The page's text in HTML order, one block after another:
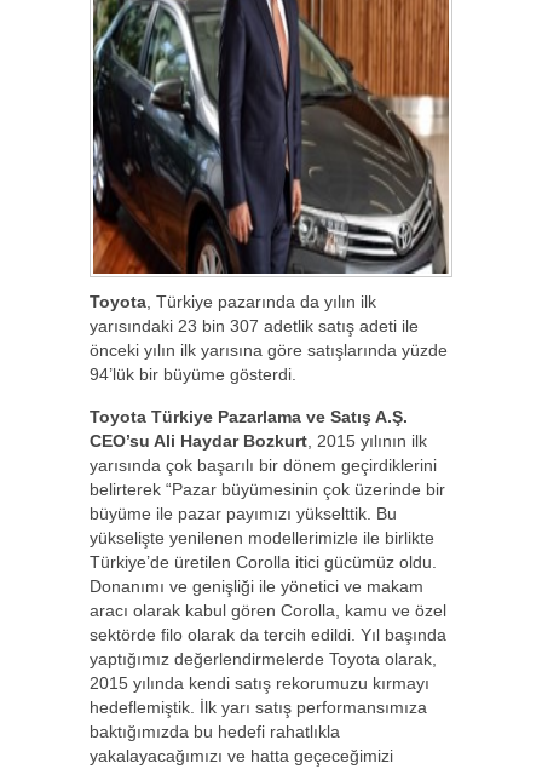
Toyota , Türkiye pazarında da yılın ilk
yarısındaki 23 bin 307 adetlik satış adeti ile
önceki yılın ilk yarısına göre satışlarında yüzde
94’lük bir büyüme gösterdi.
Toyota Türkiye Pazarlama ve Satış A.Ş.
CEO’su Ali Haydar Bozkurt , 2015 yılının ilk
yarısında çok başarılı bir dönem geçirdiklerini
belirterek “Pazar büyümesinin çok üzerinde bir
büyüme ile pazar payımızı yükselttik. Bu
yükselişte yenilenen modellerimizle ile birlikte
Türkiye’de üretilen Corolla itici gücümüz oldu.
Donanımı ve genişliği ile yönetici ve makam
aracı olarak kabul gören Corolla, kamu ve özel
sektörde filo olarak da tercih edildi. Yıl başında
yaptığımız değerlendirmelerde Toyota olarak,
2015 yılında kendi satış rekorumuzu kırmayı
hedeflemiştik. İlk yarı satış performansımıza
baktığımızda bu hedefi rahatlıkla
yakalayacağımızı ve hatta geçeceğimizi